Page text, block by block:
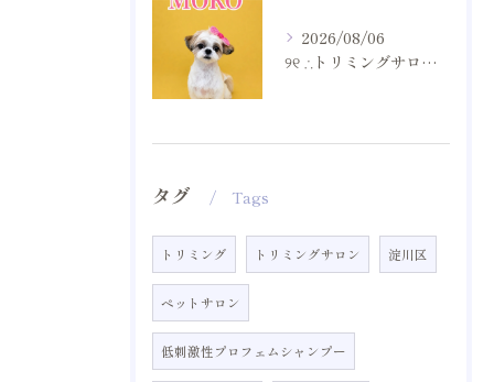
2026/08/06
୨୧ ∴トリミングサロン∴ ୨୧
タグ Tags
トリミング トリミングサロン 淀川区
ペットサロン
低刺激性プロフェムシャンプー